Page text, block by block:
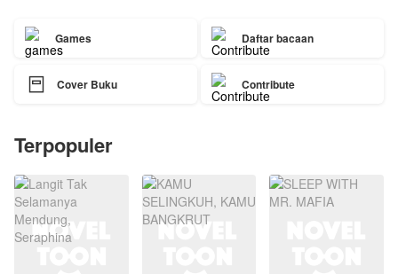
Games Daftar bacaan
 Cover Buku Contribute
Terpopuler